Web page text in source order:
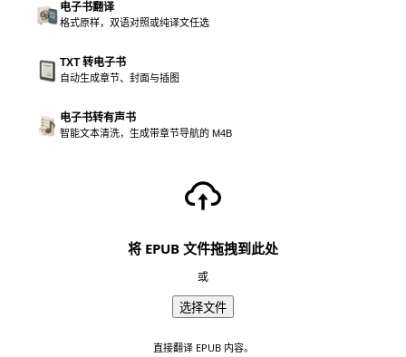
电子书翻译
格式原样，双语对照或纯译文任选
TXT 转电子书
自动生成章节、封面与插图
电子书转有声书
智能文本清洗，生成带章节导航的 M4B
将 EPUB 文件拖拽到此处
或
选择文件
直接翻译 EPUB 内容。